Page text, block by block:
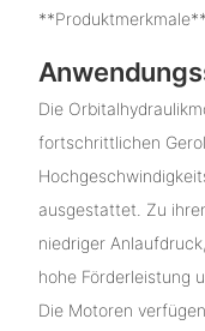
Die
fortschrittlichen
ausgestattet. Zu
niedriger
hohe Förderleistung
Die Motoren